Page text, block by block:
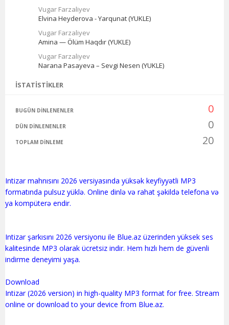
Vugar Farzaliyev
Elvina Heyderova - Yarqunat (YUKLE)
Vugar Farzaliyev
Amina — Ölüm Haqdır (YUKLE)
Vugar Farzaliyev
Narana Pasayeva – Sevgi Nesen (YUKLE)
İSTATISTIKLER
BUGÜN DINLENENLER 0
DÜN DINLENENLER 0
TOPLAM DINLEME 20
Intizar mahnısını 2026 versiyasında yüksək keyfiyyətli MP3
formatında pulsuz yüklə. Online dinlə və rahat şəkildə telefona və
ya kompüterə endir.
Intizar şarkısını 2026 versiyonu ile Blue.az üzerinden yüksek ses
kalitesinde MP3 olarak ücretsiz indir. Hem hızlı hem de güvenli
indirme deneyimi yaşa.
Download
Intizar (2026 version) in high-quality MP3 format for free. Stream
online or download to your device from Blue.az.